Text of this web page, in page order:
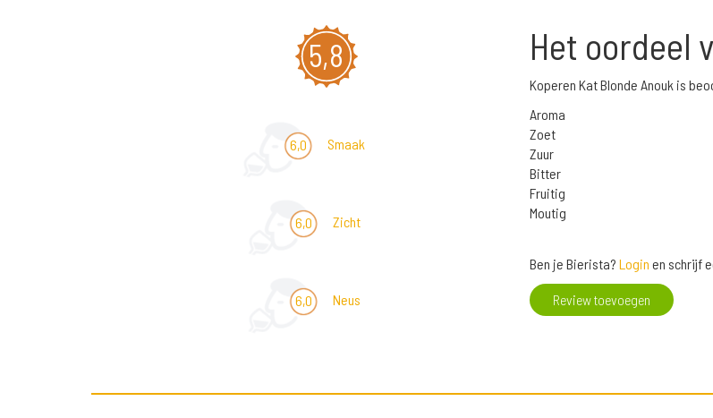
5,8
6,0 Smaak
6,0 Zicht
6,0 Neus
Het oordeel
Koperen Kat Blonde Anouk is
Aroma
Zoet
Zuur
Bitter
Fruitig
Moutig
Ben je Bierista? Login en schrijf
Review toevoegen